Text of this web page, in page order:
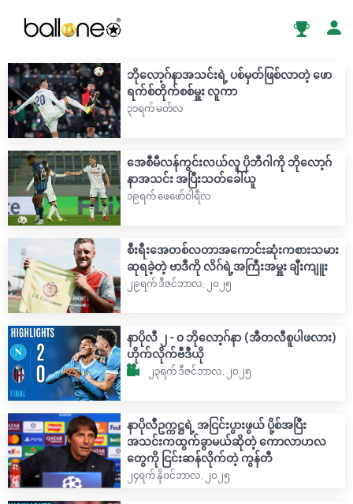
ဘိုလော့ဂ်နာအသင်းရဲ့ ပစ်မှတ်ဖြစ်လာတဲ့ ဖော
ရက်စ်တိုက်စစ်မှူး လူကာ
၃၁ရက် မတ်လ
အေစီမီလန်ကွင်းလယ်လူ ပိုဘီဂါကို ဘိုလော့ဂ်
နာအသင်း အပြီးသတ်ခေါ်ယူ
၁၉ရက် ဖေဖော်ဝါရီလ
စီးရီးအေတစ်လတာအကောင်းဆုံးကစားသမား
ဆုရခဲ့တဲ့ ဗာဒီကို လိဂ်ရဲ့အကြီးအမှူး ချီးကျူး
၂၉ရက် ဒီဇင်ဘာလ, ၂၀၂၅
နာပိုလီ ၂ - ၀ ဘိုလော့ဂ်နာ (အီတလီစူပါဖလား)
ဟိုက်လိုက်ဗီဒီယို
၂၃ရက် ဒီဇင်ဘာလ, ၂၀၂၅
နာပိုလီဥက္ကဋ္ဌရဲ့ အငြင်းပွားဖွယ် ပို့စ်အပြီး
အသင်းကထွက်ခွာမယ်ဆိုတဲ့ ကောလာဟလ
တွေကို ငြင်းဆန်လိုက်တဲ့ ကွန်တီ
၂၄ရက် နိုဝင်ဘာလ, ၂၀၂၅